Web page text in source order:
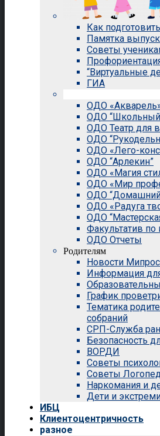
Как
Памятка
Советы
“Виртуальные
ГИА
ОДО
ОДО “Школьный
ОДО Театр для
ОДО
ОДО «Лего-
ОДО “Арлекин”
ОДО «Магия
ОДО «Мир
ОДО “Домашний
ОДО «Радуга
ОДО
Факультатив
ОДО Отчеты
Родителям
Новости
Информация
График
Тематика
собраний
СРП-Служба
Безопасность
ВОРДИ
Советы
Советы
Наркомания и
Дети и
ИБЦ
Клиентоцентричность
разное